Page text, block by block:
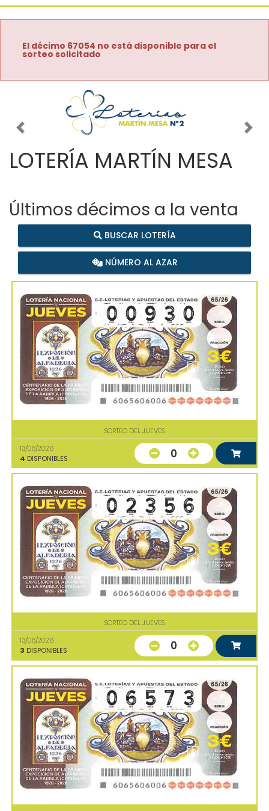
El décimo 67054 no está disponible para el
sorteo solicitado
Imagen anterior
LOTERÍA MARTÍN MESA
Últimos décimos a la venta
BUSCAR LOTERÍA
NÚMERO AL AZAR
SORTEO DEL JUEVES
13/08/2026
4 DISPONIBLES 0
SORTEO DEL JUEVES
13/08/2026
3 DISPONIBLES 0